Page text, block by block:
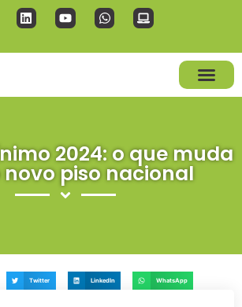
2024: o que muda
piso nacional
Twitter LinkedIn WhatsApp